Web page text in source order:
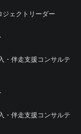
ジェクトリーダー
・伴走支援コンサルテ
・伴走支援コンサルテ